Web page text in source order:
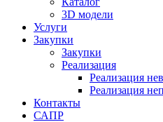
3D модели
Услуги
Закупки
Закупки
Реализация
Реализация
Реализация
Контакты
САПР